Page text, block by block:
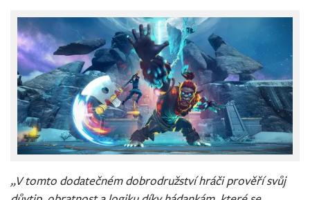
„V tomto dodatečném dobrodružství hráči prověří svůj